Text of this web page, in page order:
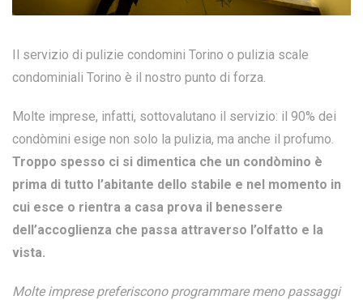
Il servizio di pulizie condomini Torino o pulizia scale
condominiali Torino è il nostro punto di forza.
Molte imprese, infatti, sottovalutano il servizio: il 90% dei
condòmini esige non solo la pulizia, ma anche il profumo.
Troppo spesso ci si dimentica che un condòmino è
prima di tutto l’abitante dello stabile e nel momento in
cui esce o rientra a casa prova il benessere
dell’accoglienza che passa attraverso l’olfatto e la
vista.
Molte imprese preferiscono programmare meno passaggi